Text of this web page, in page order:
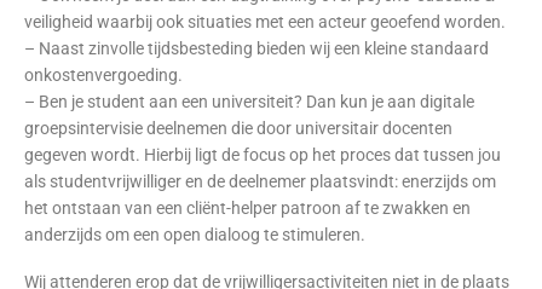
veiligheid waarbij ook situaties met een acteur geoefend worden.
– Naast zinvolle tijdsbesteding bieden wij een kleine standaard
onkostenvergoeding.
– Ben je student aan een universiteit? Dan kun je aan digitale
groepsintervisie deelnemen die door universitair docenten
gegeven wordt. Hierbij ligt de focus op het proces dat tussen jou
als studentvrijwilliger en de deelnemer plaatsvindt: enerzijds om
het ontstaan van een cliënt-helper patroon af te zwakken en
anderzijds om een open dialoog te stimuleren.
Wij attenderen erop dat de vrijwilligersactiviteiten niet in de plaats